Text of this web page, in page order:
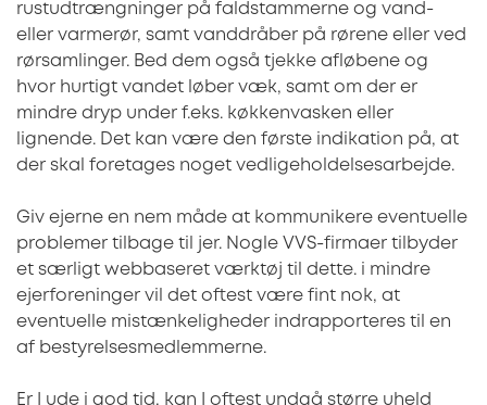
rustudtrængninger på faldstammerne og vand-
eller varmerør, samt vanddråber på rørene eller ved
rørsamlinger. Bed dem også tjekke afløbene og
hvor hurtigt vandet løber væk, samt om der er
mindre dryp under f.eks. køkkenvasken eller
lignende. Det kan være den første indikation på, at
der skal foretages noget vedligeholdelsesarbejde.
Giv ejerne en nem måde at kommunikere eventuelle
problemer tilbage til jer. Nogle VVS-firmaer tilbyder
et særligt webbaseret værktøj til dette. i mindre
ejerforeninger vil det oftest være fint nok, at
eventuelle mistænkeligheder indrapporteres til en
af bestyrelsesmedlemmerne.
Er I ude i god tid, kan I oftest undgå større uheld